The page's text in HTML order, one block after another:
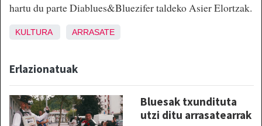
hartu du parte Diablues&Bluezifer taldeko Asier Elortzak.
KULTURA ARRASATE
Erlazionatuak
Bluesak txundituta
utzi ditu arrasatearrak